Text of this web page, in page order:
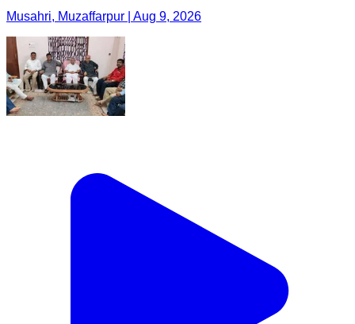
Musahri, Muzaffarpur | Aug 9, 2026